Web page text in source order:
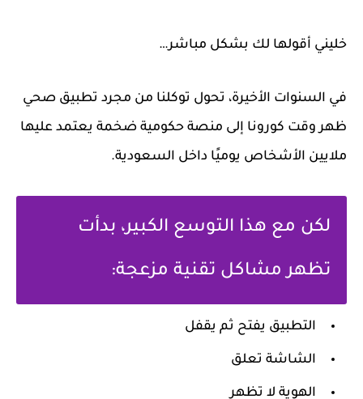
خليني أقولها لك بشكل مباشر…
في السنوات الأخيرة، تحول توكلنا من مجرد تطبيق صحي
ظهر وقت كورونا إلى منصة حكومية ضخمة يعتمد عليها
ملايين الأشخاص يوميًا داخل السعودية.
لكن مع هذا التوسع الكبير، بدأت
تظهر مشاكل تقنية مزعجة:
التطبيق يفتح ثم يقفل
الشاشة تعلق
الهوية لا تظهر